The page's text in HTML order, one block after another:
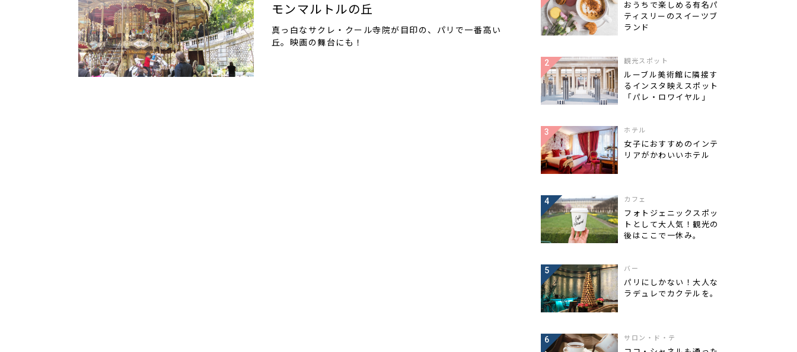
モンマルトルの丘
真っ白なサクレ・クール寺院が目印の、パリで一番高い
丘。映画の舞台にも！
おうちで楽しめる有名パ
ティスリーのスイーツブ
ランド
観光スポット
ルーブル美術館に隣接す
るインスタ映えスポット
「パレ・ロワイヤル」
ホテル
女子におすすめのインテ
リアがかわいいホテル
カフェ
フォトジェニックスポッ
トとして大人気！観光の
後はここで一休み。
バー
パリにしかない！大人な
ラデュレでカクテルを。
サロン・ド・テ